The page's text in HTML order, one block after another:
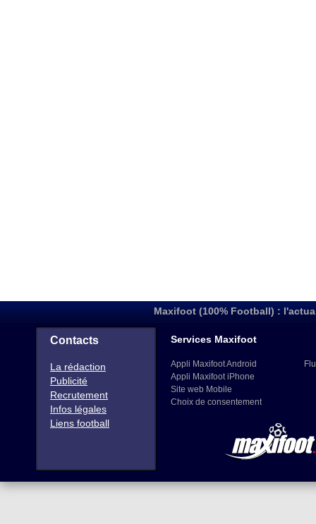
Maxifoot (100% Football) :
Contacts
La rédaction
Publicité
Recrutement
Infos légales
Liens football
Services Maxifoot
Appli Maxifoot Android
Appli Maxifoot iPhone
Site web Mobile
Choix de consentement